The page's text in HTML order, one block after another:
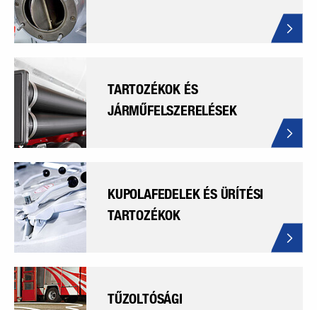
TARTOZÉKOK ÉS
JÁRMŰFELSZERELÉSEK
KUPOLAFEDELEK ÉS ÜRÍTÉSI
TARTOZÉKOK
TŰZOLTÓSÁGI